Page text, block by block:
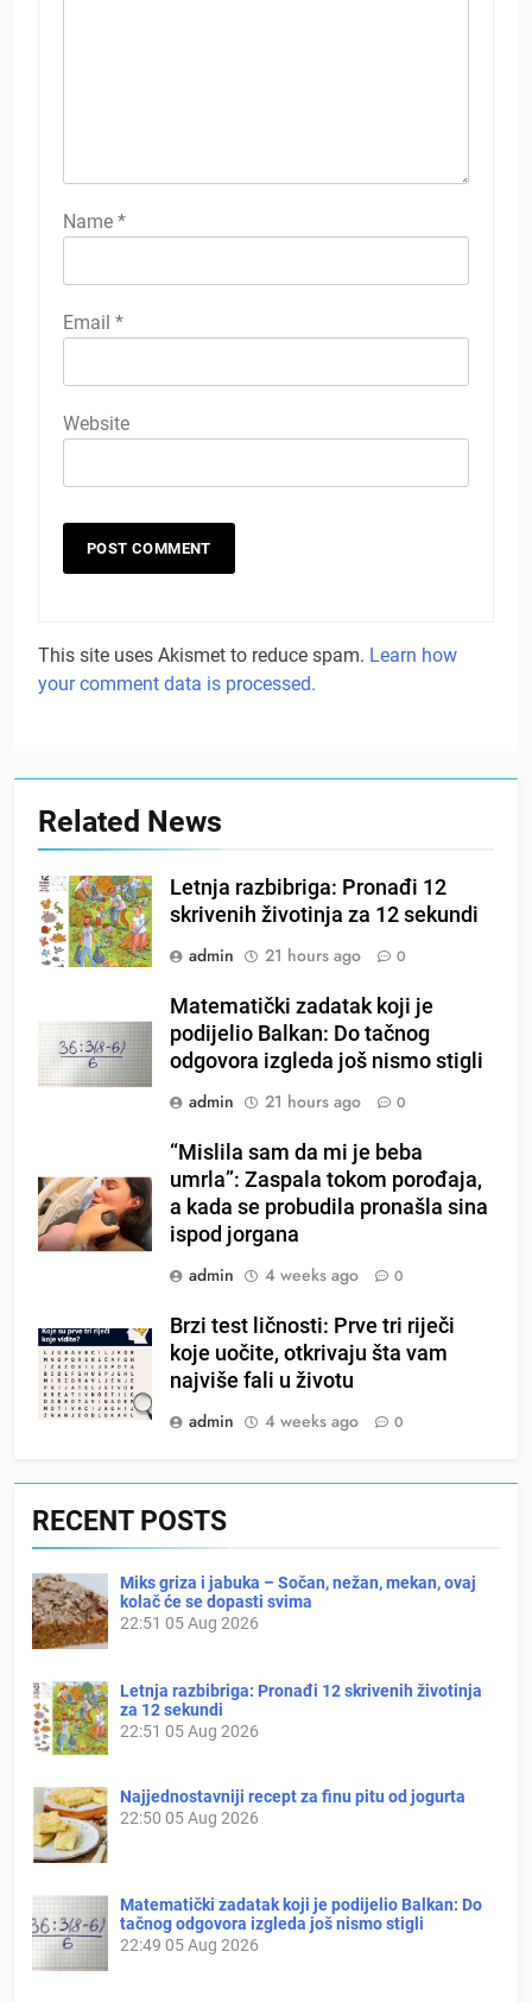
Name *
Email *
Website
This site uses Akismet to reduce spam. Learn how
your comment data is processed.
Related News
Letnja razbibriga: Pronađi 12
skrivenih životinja za 12 sekundi
admin
21 hours ago 0
Matematički zadatak koji je
podijelio Balkan: Do tačnog
odgovora izgleda još nismo stigli
admin
21 hours ago 0
“Mislila sam da mi je beba
umrla”: Zaspala tokom porođaja,
a kada se probudila pronašla sina
ispod jorgana
admin
4 weeks ago 0
Brzi test ličnosti: Prve tri riječi
koje uočite, otkrivaju šta vam
najviše fali u životu
admin
4 weeks ago 0
RECENT POSTS
Miks griza i jabuka – Sočan, nežan, mekan, ovaj
kolač će se dopasti svima
22:51 05 Aug 2026
Letnja razbibriga: Pronađi 12 skrivenih životinja
za 12 sekundi
22:51 05 Aug 2026
Najjednostavniji recept za finu pitu od jogurta
22:50 05 Aug 2026
Matematički zadatak koji je podijelio Balkan: Do
tačnog odgovora izgleda još nismo stigli
22:49 05 Aug 2026